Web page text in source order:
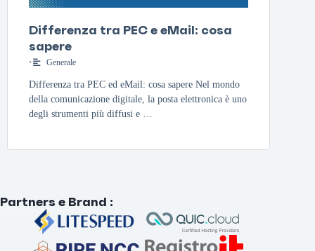
Differenza tra PEC e eMail: cosa
sapere
• Generale
Differenza tra PEC ed eMail: cosa sapere Nel mondo
della comunicazione digitale, la posta elettronica è uno
degli strumenti più diffusi e …
Partners e Brand :